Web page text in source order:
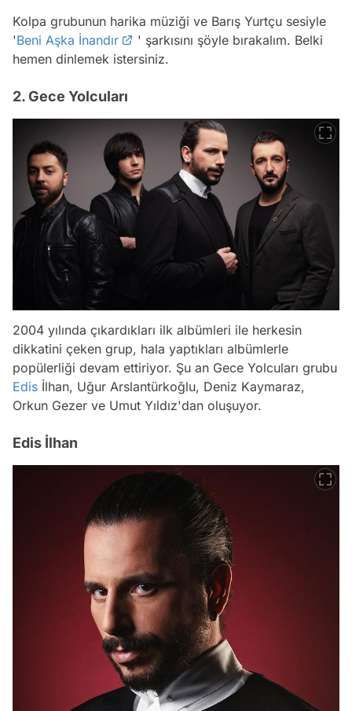
Kolpa grubunun harika müziği ve Barış Yurtçu sesiyle
'Beni Aşka İnandır
' şarkısını şöyle bırakalım. Belki
hemen dinlemek istersiniz.
2. Gece Yolcuları
2004 yılında çıkardıkları ilk albümleri ile herkesin
dikkatini çeken grup, hala yaptıkları albümlerle
popülerliği devam ettiriyor. Şu an Gece Yolcuları grubu
Edis İlhan, Uğur Arslantürkoğlu, Deniz Kaymaraz,
Orkun Gezer ve Umut Yıldız'dan oluşuyor.
Edis İlhan